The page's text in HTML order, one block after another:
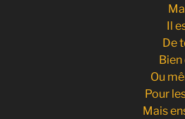
Il
De
Ou
Pour
Mais